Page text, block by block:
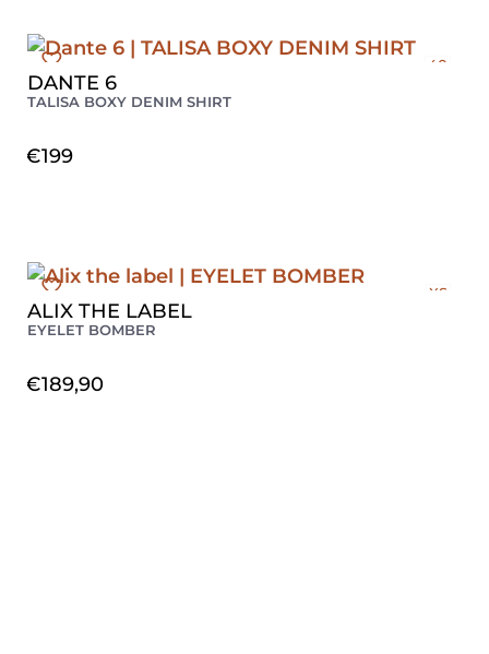
DANTE 6
TALISA BOXY DENIM SHIRT
€199
40
ALIX THE LABEL
EYELET BOMBER
€189,90
XS